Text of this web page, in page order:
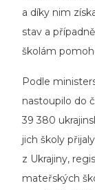
a díky nim
stav a
školám
Podle
nastoupilo do
39 380
jich školy
z Ukrajiny,
mateřských